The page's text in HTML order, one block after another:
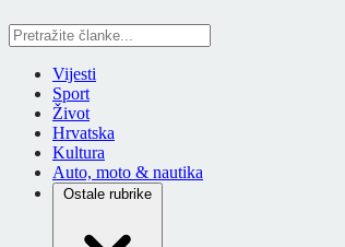
Vijesti
Sport
Život
Hrvatska
Kultura
Auto, moto & nautika
Ostale rubrike